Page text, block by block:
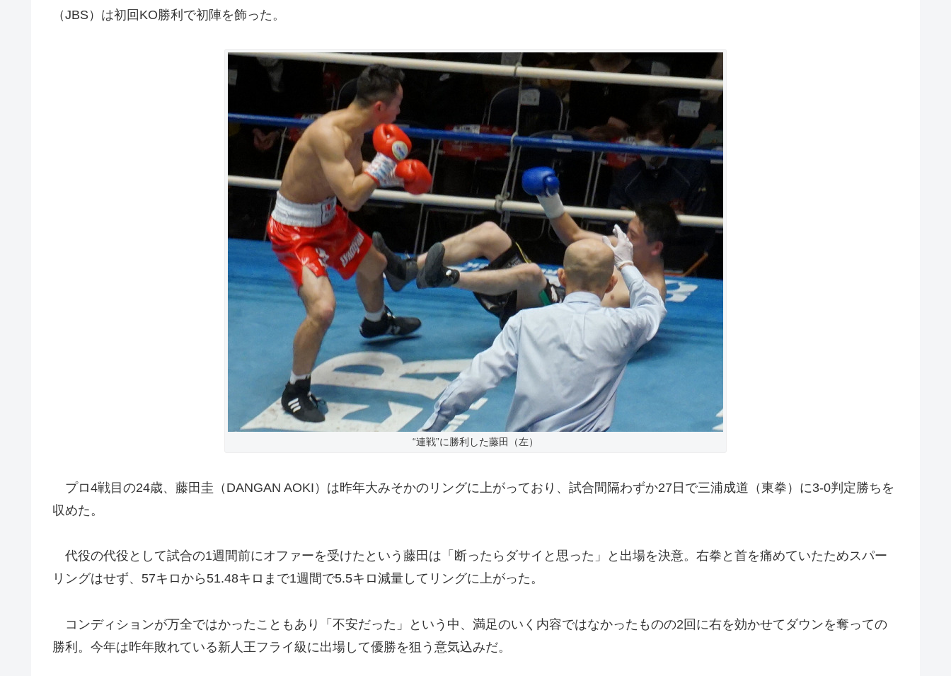
（JBS）は初回KO勝利で初陣を飾った。
“連戦”に勝利した藤田（左）
プロ4戦目の24歳、藤田圭（DANGAN AOKI）は昨年大みそかのリングに上がっており、試合間隔わずか27日で三浦成道（東拳）に3-0判定勝ちを
収めた。
代役の代役として試合の1週間前にオファーを受けたという藤田は「断ったらダサイと思った」と出場を決意。右拳と首を痛めていたためスパー
リングはせず、57キロから51.48キロまで1週間で5.5キロ減量してリングに上がった。
コンディションが万全ではかったこともあり「不安だった」という中、満足のいく内容ではなかったものの2回に右を効かせてダウンを奪っての
勝利。今年は昨年敗れている新人王フライ級に出場して優勝を狙う意気込みだ。